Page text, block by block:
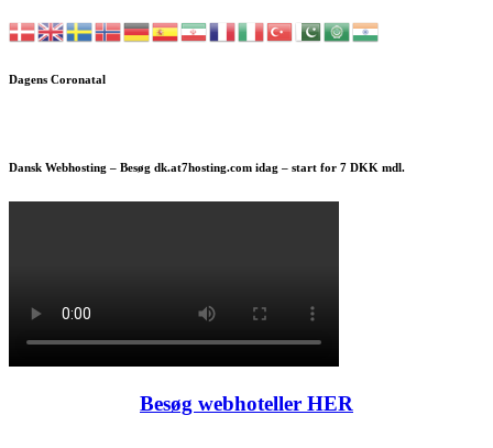
Dagens Coronatal
Dansk Webhosting – Besøg dk.at7hosting.com idag – start for 7 DKK mdl.
Besøg webhoteller HER